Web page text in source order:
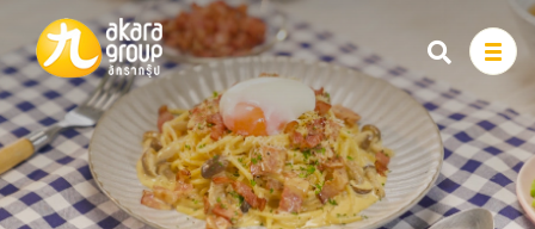
สินค้า
เรื่องราวของเรา